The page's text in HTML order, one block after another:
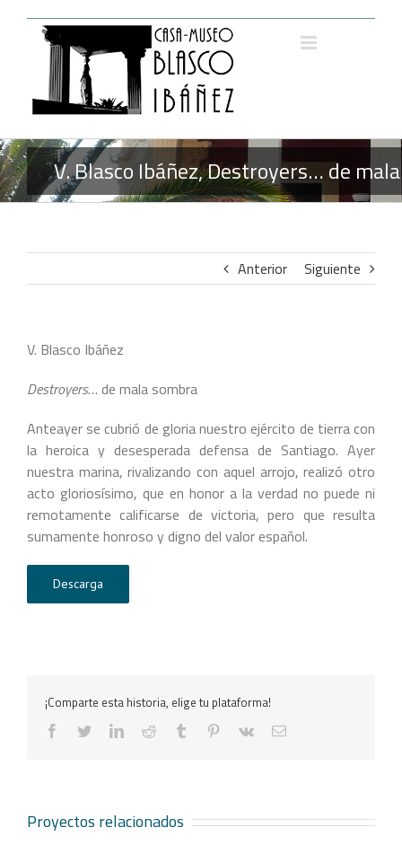
contenido
V. Blasco Ibáñez, Destroyers… de
Anterior Siguiente
V. Blasco Ibáñez
Destroyers… de mala sombra
Anteayer se cubrió de gloria nuestro ejército de tierra con
la heroica y desesperada defensa de Santiago. Ayer
nuestra marina, rivalizando con aquel arrojo, realizó otro
acto gloriosísimo, que en honor a la verdad no puede ni
remotamente calificarse de victoria, pero que resulta
sumamente honroso y digno del valor español.
Descarga
¡Comparte esta historia, elige tu plataforma!
facebooktwitterlinkedinreddit tumblr pinterest
vk
Correo
Proyectos relacionados